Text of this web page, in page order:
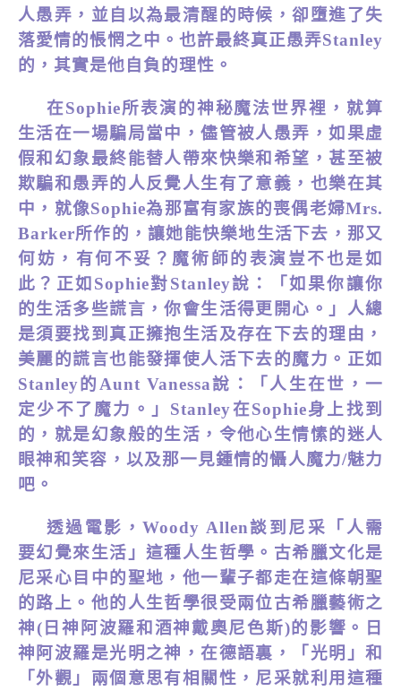
人愚弄，並自以為最清醒的時候，卻墮進了失
落愛情的悵惘之中。也許最終真正愚弄Stanley
的，其實是他自負的理性。
在Sophie所表演的神秘魔法世界裡，就算
生活在一場騙局當中，儘管被人愚弄，如果虛
假和幻象最終能替人帶來快樂和希望，甚至被
欺騙和愚弄的人反覺人生有了意義，也樂在其
中，就像Sophie為那富有家族的喪偶老婦Mrs.
Barker所作的，讓她能快樂地生活下去，那又
何妨，有何不妥？魔術師的表演豈不也是如
此？正如Sophie對Stanley說：「如果你讓你
的生活多些謊言，你會生活得更開心。」人總
是須要找到真正擁抱生活及存在下去的理由，
美麗的謊言也能發揮使人活下去的魔力。正如
Stanley的 Aunt Vanessa說：「人生在世，一
定少不了魔力。」Stanley在Sophie身上找到
的，就是幻象般的生活，令他心生情愫的迷人
眼神和笑容，以及那一見鍾情的懾人魔力/魅力
吧。
透過電影，Woody Allen談到尼采「人需
要幻覺來生活」這種人生哲學。 古希臘文化是
尼采心目中的聖地，他一輩子都走在這條朝聖
的路上。他的人生哲學很受兩位古希臘藝術之
神(日神阿波羅和酒神戴奧尼色斯)的影響。日
神阿波羅是光明之神，在德語裏，「光明」和
「外觀」兩個意思有相關性，尼采就利用這種